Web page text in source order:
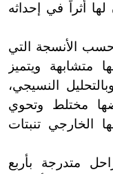
أثراً في إحداثه
الأنسجة التي
متشابهة ويتميز
النسيجي،
مختلط وتحوي
الخارجي تنبتات
متدرجة بأربع